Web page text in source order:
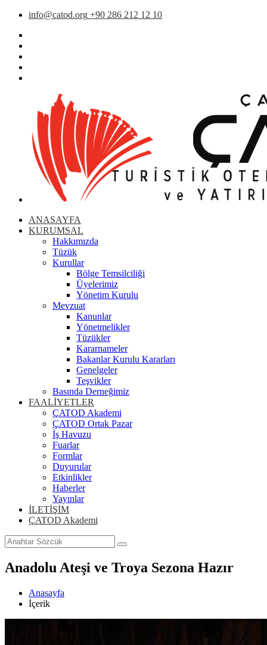
info@catod.org +90 286 212 12 10
ANASAYFA
KURUMSAL
Hakkımızda
Tüzük
Kurullar
Bölge Temsilciliği
Üyelerimiz
Yönetim Kurulu
Mevzuat
Kanunlar
Yönetmelikler
Tüzükler
Kararnameler
Bakanlar Kurulu Kararları
Genelgeler
Teşvikler
Basında Derneğimiz
FAALİYETLER
ÇATOD Akademi
ÇATOD Ortak Pazar
İş Havuzu
Fuarlar
Formlar
Duyurular
Etkinlikler
Haberler
Yayınlar
İLETİŞİM
ÇATOD Akademi
Anadolu Ateşi ve Troya Sezona Hazır
Anasayfa
İçerik